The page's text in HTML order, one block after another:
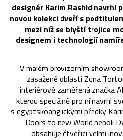
designér Karim Rashid navrhl
novou kolekci dveří s
mezi níž se blyští trojice
designem i technologií
V malém provizorním
zasažené oblasti Zona
interiérově zaměřená značka
kterou speciálně pro ní navrhl
s egyptskoanglickými předky
Doors to new World neboli
obsahuje čtveřici velmi